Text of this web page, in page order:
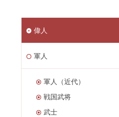
偉人
軍人
軍人（近代）
戦国武将
武士